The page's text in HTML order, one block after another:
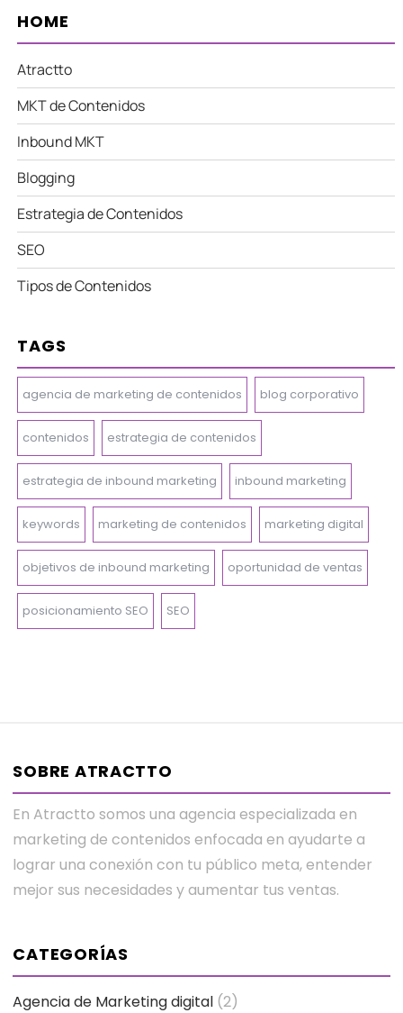
HOME
Atractto
MKT de Contenidos
Inbound MKT
Blogging
Estrategia de Contenidos
SEO
Tipos de Contenidos
TAGS
agencia de marketing de contenidos blog corporativo
contenidos estrategia de contenidos
estrategia de inbound marketing inbound marketing
keywords marketing de contenidos marketing digital
objetivos de inbound marketing oportunidad de ventas
posicionamiento SEO SEO
SOBRE ATRACTTO
En Atractto somos una agencia especializada en
marketing de contenidos enfocada en ayudarte a
lograr una conexión con tu público meta, entender
mejor sus necesidades y aumentar tus ventas.
CATEGORÍAS
Agencia de Marketing digital (2)